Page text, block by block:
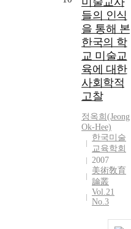
들의 인식
을 통해 본
한국의 학
교 미술교
육에 대한
사회학적
고찰
정옥희(Jeong
Ok-Hee)
한국미술
교육학회
2007
美術敎育
論叢
Vol.21
No.3